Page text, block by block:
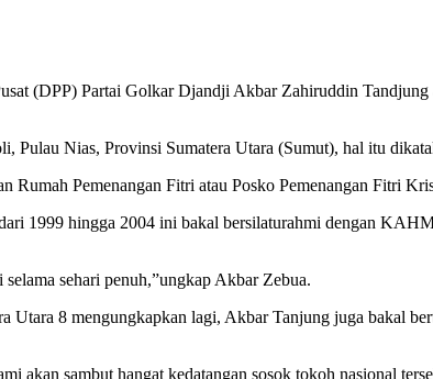
(DPP) Partai Golkar Djandji Akbar Zahiruddin
Pulau Nias, Provinsi Sumatera Utara (Sumut), hal itu
Rumah Pemenangan Fitri atau Posko Pemenangan Fitri
1999 hingga 2004 ini bakal bersilaturahmi dengan
sehari penuh,”ungkap Akbar Zebua.
8 mengungkapkan lagi, Akbar Tanjung juga bakal
akan sambut hangat kedatangan sosok tokoh nasional